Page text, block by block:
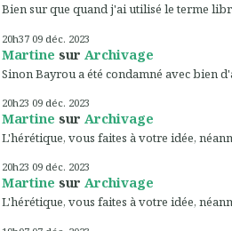
Bien sur que quand j'ai utilisé le terme
20h37 09 déc. 2023
Martine sur Archivage
Sinon Bayrou a été condamné avec bien
20h23 09 déc. 2023
Martine sur Archivage
L'hérétique, vous faites à votre idée,
20h23 09 déc. 2023
Martine sur Archivage
L'hérétique, vous faites à votre idée,